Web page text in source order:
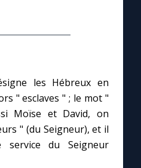
mois
Marie
les Hébreux en
" esclaves " ; le mot "
Moïse et David, on
" (du Seigneur), et il
du Seigneur